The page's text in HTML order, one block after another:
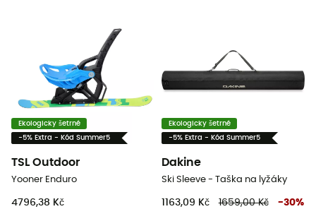
Ekologicky šetrné
-5% Extra - Kód Summer5
TSL Outdoor
Yooner Enduro
4796,38 Kč
Ekologicky šetrné
-5% Extra - Kód Summer5
Dakine
Ski Sleeve - Taška na lyžáky
1163,09 Kč 1659,00 Kč -30%